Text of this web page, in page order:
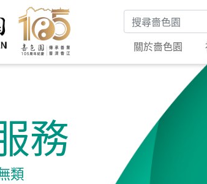
搜尋關鍵字
關於嗇色園
務
類